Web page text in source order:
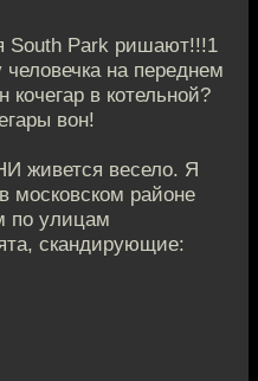
South Park ришают!!!1
на переднем
в котельной?
вон!
живется весело. Я
московском районе
по улицам
скандирующие: